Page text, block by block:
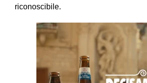
riconoscibile.